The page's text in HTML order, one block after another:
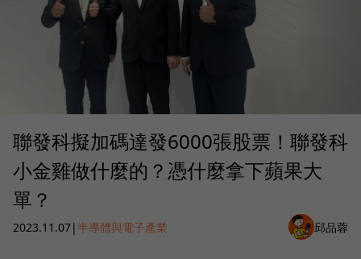
聯發科擬加碼達發6000張股票！聯發科
小金雞做什麼的？憑什麼拿下蘋果大
單？
2023.11.07|半導體與電子產業 邱品蓉